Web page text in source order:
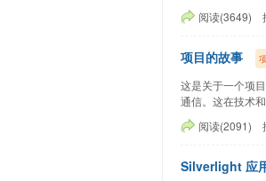
阅读(3649)
项目的故事
这是关于一个项
通信。这在技术
阅读(2091)
Silverlight 应